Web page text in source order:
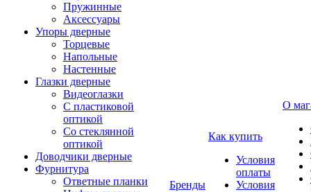
Пружинные
Аксессуары
Упоры дверные
Торцевые
Напольные
Настенные
Глазки дверные
Видеоглазки
С пластиковой
оптикой
Со стеклянной
оптикой
Доводчики дверные
Фурнитура
Ответные планки
Бренды
Как купить
Условия
оплаты
Условия
О